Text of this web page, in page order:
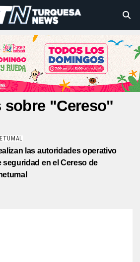
sobre "Cereso"
las autoridades operativo
seguridad en el Cereso de